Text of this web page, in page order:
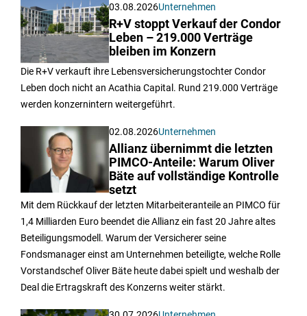
03.08.2026Unternehmen
R+V stoppt Verkauf der Condor
Leben – 219.000 Verträge
bleiben im Konzern
Die R+V verkauft ihre Lebensversicherungstochter Condor
Leben doch nicht an Acathia Capital. Rund 219.000 Verträge
werden konzernintern weitergeführt.
02.08.2026Unternehmen
Allianz übernimmt die letzten
PIMCO-Anteile: Warum Oliver
Bäte auf vollständige Kontrolle
setzt
Mit dem Rückkauf der letzten Mitarbeiteranteile an PIMCO für
1,4 Milliarden Euro beendet die Allianz ein fast 20 Jahre altes
Beteiligungsmodell. Warum der Versicherer seine
Fondsmanager einst am Unternehmen beteiligte, welche Rolle
Vorstandschef Oliver Bäte heute dabei spielt und weshalb der
Deal die Ertragskraft des Konzerns weiter stärkt.